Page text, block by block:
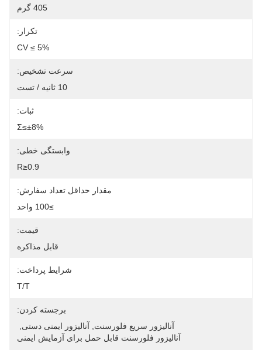
405 گرم
تکرار:
CV ≤ 5%
سرعت تشخیص:
10 ثانیه / تست
ثبات:
Σ≤±8%
وابستگی خطی:
R≥0.9
مقدار حداقل تعداد سفارش:
≥100 واحد
قیمت:
قابل مذاکره
شرایط پرداخت:
T/T
برجسته کردن:
آنالیزور سریع فلورسنت
آنالیزور ایمنی دستی
آنالیزور فلورسنت قابل حمل برای آزمایش ایمنی